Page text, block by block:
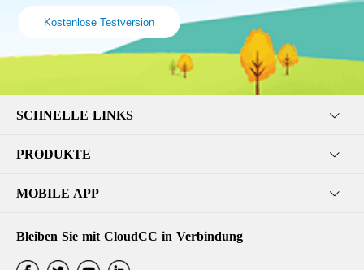
Kostenlose Testversion
SCHNELLE LINKS
PRODUKTE
MOBILE APP
Bleiben Sie mit CloudCC in Verbindung